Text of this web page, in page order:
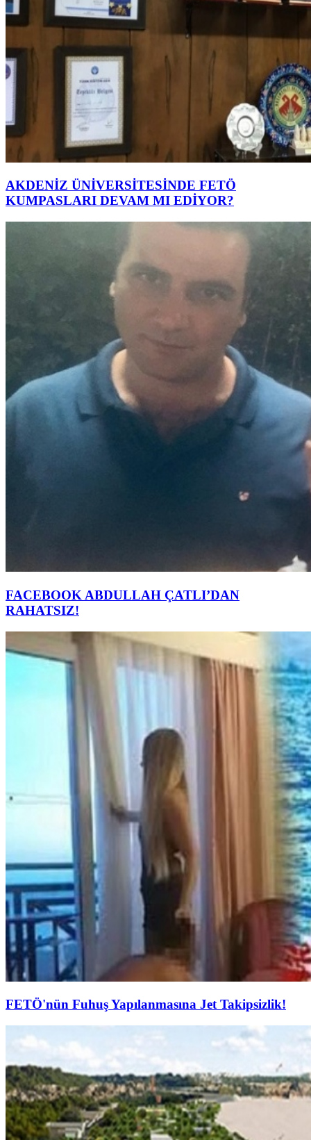
AKDENİZ ÜNİVERSİTESİNDE FETÖ
KUMPASLARI DEVAM MI EDİYOR?
FACEBOOK ABDULLAH ÇATLI’DAN
RAHATSIZ!
FETÖ'nün Fuhuş Yapılanmasına Jet Takipsizlik!